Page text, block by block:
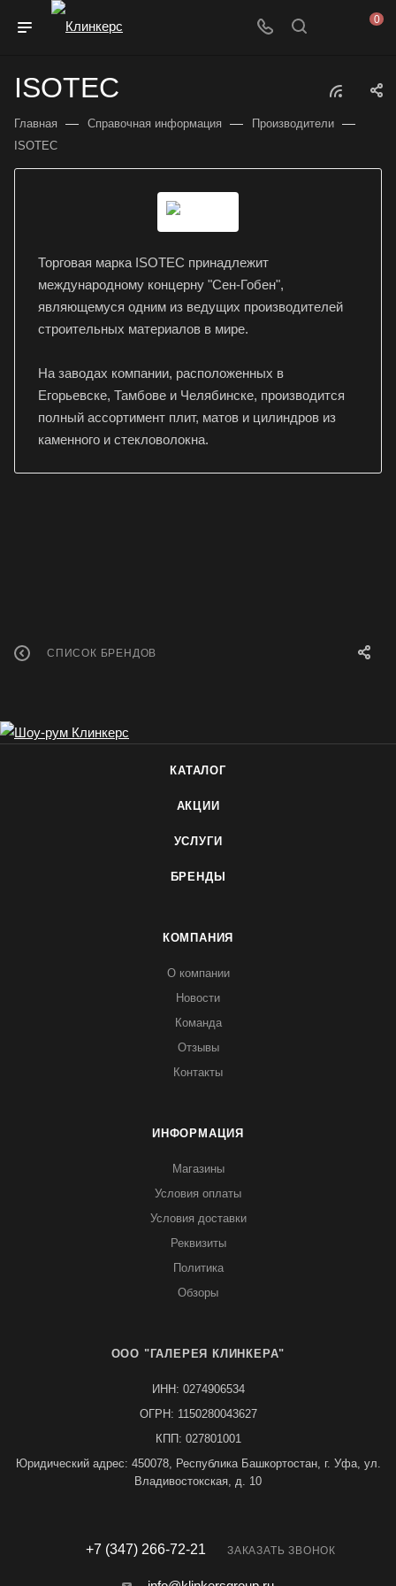
0
ISOTEC
Главная — Справочная информация — Производители —
ISOTEC
Торговая марка ISOTEC принадлежит
международному концерну "Сен-Гобен",
являющемуся одним из ведущих производителей
строительных материалов в мире.
На заводах компании, расположенных в
Егорьевске, Тамбове и Челябинске, производится
полный ассортимент плит, матов и цилиндров из
каменного и стекловолокна.
СПИСОК БРЕНДОВ
КАТАЛОГ
АКЦИИ
УСЛУГИ
БРЕНДЫ
КОМПАНИЯ
О компании
Новости
Команда
Отзывы
Контакты
ИНФОРМАЦИЯ
Магазины
Условия оплаты
Условия доставки
Реквизиты
Политика
Обзоры
ООО "ГАЛЕРЕЯ КЛИНКЕРА"
ИНН: 0274906534
ОГРН: 1150280043627
КПП: 027801001
Юридический адрес: 450078, Республика Башкортостан, г. Уфа, ул.
Владивостокская, д. 10
+7 (347) 266-72-21 ЗАКАЗАТЬ ЗВОНОК